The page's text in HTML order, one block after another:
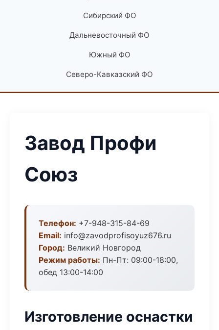
Сибирский ФО
Дальневосточный ФО
Южный ФО
Северо-Кавказский ФО
Завод Профи
Союз
Телефон: +7-948-315-84-69
Email: info@zavodprofisoyuz676.ru
Город: Великий Новгород
Режим работы: Пн-Пт: 09:00-18:00,
обед 13:00-14:00
Изготовление оснастки